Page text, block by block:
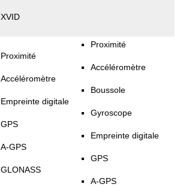
XVID
Proximité
Accéléromètre
Empreinte digitale
GPS
A-GPS
GLONASS
Proximité
Accéléromètre
Boussole
Gyroscope
Empreinte digitale
GPS
A-GPS